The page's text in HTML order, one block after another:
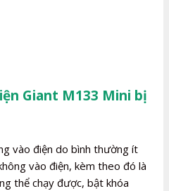
Giant M133 Mini bị
vào điện do bình thường ít
vào điện, kèm theo đó là
thể chạy được, bật khóa